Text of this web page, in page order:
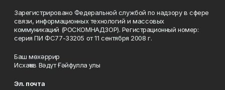
Зарегистрировано Федеральной службой по надзору в сфере
связи, информационных технологий и массовых
коммуникаций (РОСКОМНАДЗОР). Регистрационный номер:
серия ПИ ФС77-33205 от 11 сентября 2008 г.
Баш мөхәррир
Исхаҡов Вәдүт Ғәйфулла улы
Эл. почта